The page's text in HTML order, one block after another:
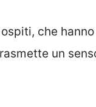
che hanno
un